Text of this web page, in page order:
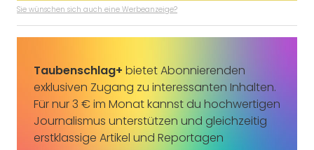
Sie wünschen sich auch eine Werbeanzeige?
Taubenschlag+ bietet Abonnierenden
exklusiven Zugang zu interessanten Inhalten.
Für nur 3 € im Monat kannst du hochwertigen
Journalismus unterstützen und gleichzeitig
erstklassige Artikel und Reportagen